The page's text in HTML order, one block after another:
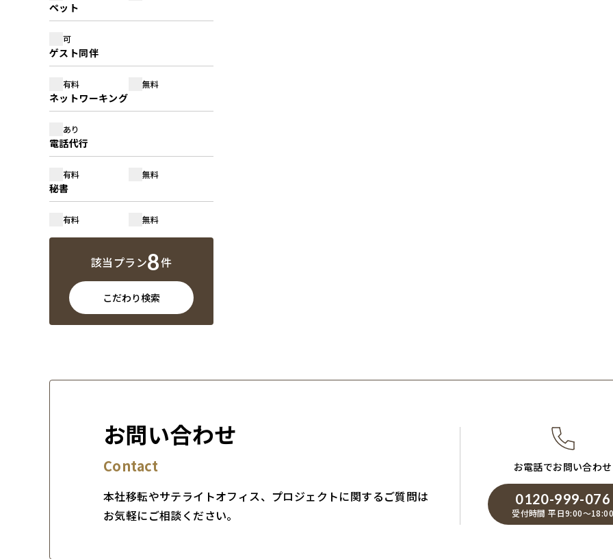
ペット
可
ゲスト同伴
有料 無料
ネットワーキング
あり
電話代行
有料 無料
秘書
有料 無料
該当プラン8件
こだわり検索
お問い合わせ
Contact
本社移転やサテライトオフィス、プロジェクトに関するご質問は
お気軽にご相談ください。
お電話でお問い合わせ
0120-999-076
受付時間 平日9:00～18:00